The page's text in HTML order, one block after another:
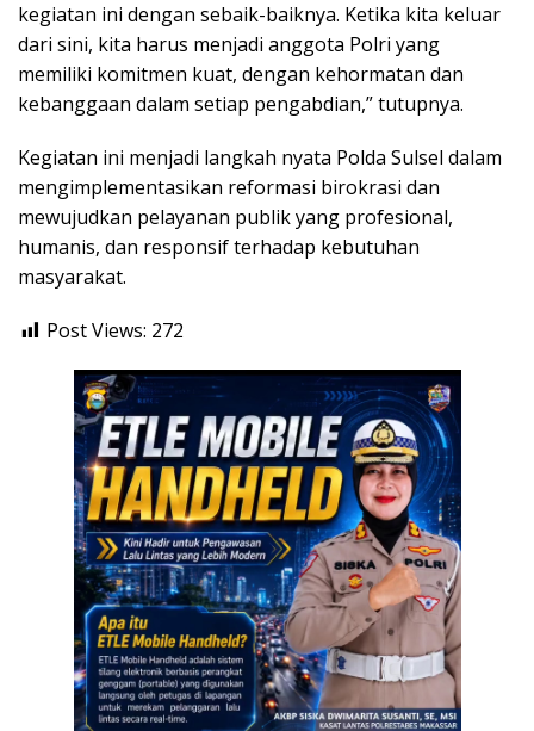
kegiatan ini dengan sebaik-baiknya. Ketika kita keluar
dari sini, kita harus menjadi anggota Polri yang
memiliki komitmen kuat, dengan kehormatan dan
kebanggaan dalam setiap pengabdian,” tutupnya.
Kegiatan ini menjadi langkah nyata Polda Sulsel dalam
mengimplementasikan reformasi birokrasi dan
mewujudkan pelayanan publik yang profesional,
humanis, dan responsif terhadap kebutuhan
masyarakat.
Post Views: 272